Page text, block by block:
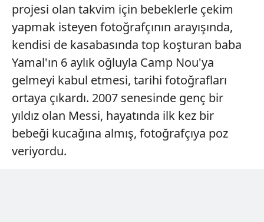
projesi olan takvim için bebeklerle çekim
yapmak isteyen fotoğrafçının arayışında,
kendisi de kasabasında top koşturan baba
Yamal'ın 6 aylık oğluyla Camp Nou'ya
gelmeyi kabul etmesi, tarihi fotoğrafları
ortaya çıkardı. 2007 senesinde genç bir
yıldız olan Messi, hayatında ilk kez bir
bebeği kucağına almış, fotoğrafçıya poz
veriyordu.